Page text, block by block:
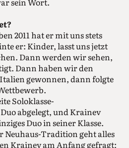
2011 hat er mit uns stets
er: Kinder, lasst uns jetzt
Dann werden wir sehen,
Dann haben wir den
gewonnen, dann folgte
Soloklasse-
abgelegt, und Krainev
Duo in seiner Klasse.
Neuhaus-Tradition geht alles
Krainev am Anfang gefragt: